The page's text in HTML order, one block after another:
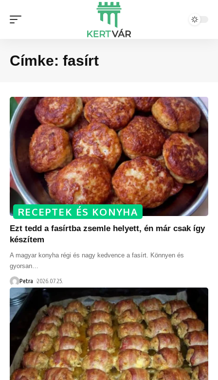
Címke: fasírt
RECEPTEK ÉS KONYHA
Ezt tedd a fasírtba zsemle helyett, én már csak így
készítem
A magyar konyha régi és nagy kedvence a fasírt. Könnyen és
gyorsan
Petra 2026.07.25.